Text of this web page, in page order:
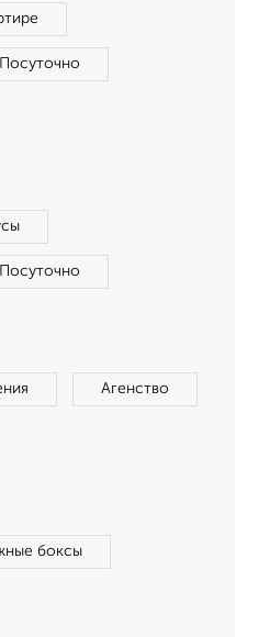
Посуточно
Посуточно
Агенство
боксы